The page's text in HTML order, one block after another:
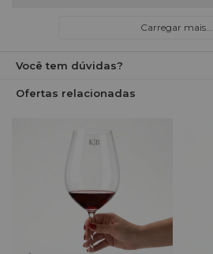
Carregar mais...
Você tem dúvidas?
Ofertas relacionadas